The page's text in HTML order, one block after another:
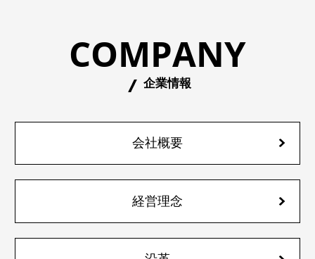
COMPANY
企業情報
会社概要
経営理念